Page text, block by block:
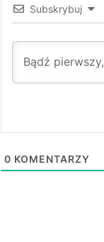
Subskrybuj
0 KOMENTARZY